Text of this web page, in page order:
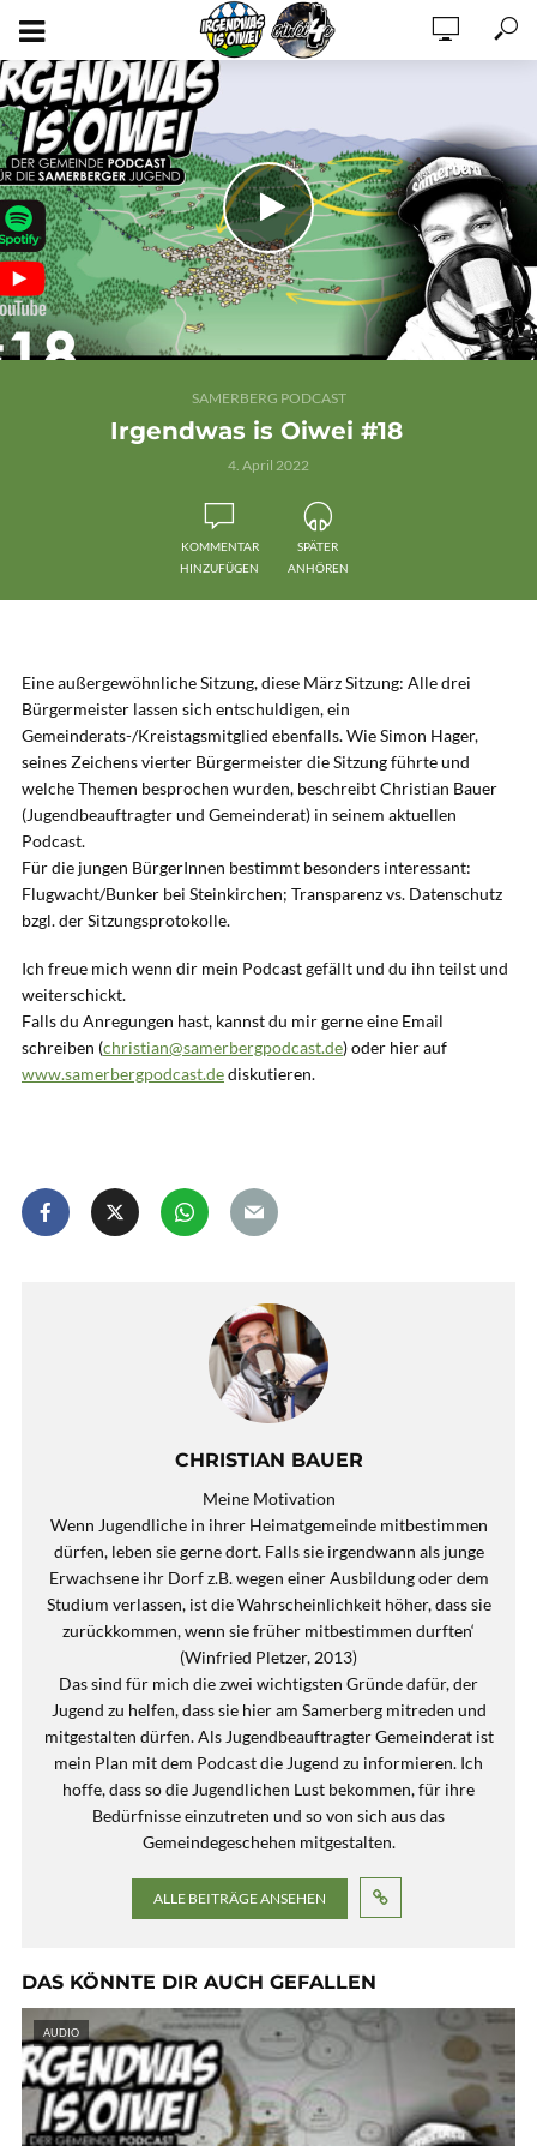
SAMERBERG PODCAST
Irgendwas is Oiwei #18
4. April 2022
KOMMENTAR
HINZUFÜGEN
SPÄTER
ANHÖREN
Eine außergewöhnliche Sitzung, diese März Sitzung: Alle drei
Bürgermeister lassen sich entschuldigen, ein
Gemeinderats-/Kreistagsmitglied ebenfalls. Wie Simon Hager,
seines Zeichens vierter Bürgermeister die Sitzung führte und
welche Themen besprochen wurden, beschreibt Christian Bauer
(Jugendbeauftragter und Gemeinderat) in seinem aktuellen
Podcast.
Für die jungen BürgerInnen bestimmt besonders interessant:
Flugwacht/Bunker bei Steinkirchen; Transparenz vs. Datenschutz
bzgl. der Sitzungsprotokolle.
Ich freue mich wenn dir mein Podcast gefällt und du ihn teilst und
weiterschickt.
Falls du Anregungen hast, kannst du mir gerne eine Email
schreiben (christian@samerbergpodcast.de) oder hier auf
www.samerbergpodcast.dediskutieren.
CHRISTIAN BAUER
Meine Motivation
Wenn Jugendliche in ihrer Heimatgemeinde mitbestimmen
dürfen, leben sie gerne dort. Falls sie irgendwann als junge
Erwachsene ihr Dorf z.B. wegen einer Ausbildung oder dem
Studium verlassen, ist die Wahrscheinlichkeit höher, dass sie
zurückkommen, wenn sie früher mitbestimmen durften‘
(Winfried Pletzer, 2013)
Das sind für mich die zwei wichtigsten Gründe dafür, der
Jugend zu helfen, dass sie hier am Samerberg mitreden und
mitgestalten dürfen. Als Jugendbeauftragter Gemeinderat ist
mein Plan mit dem Podcast die Jugend zu informieren. Ich
hoffe, dass so die Jugendlichen Lust bekommen, für ihre
Bedürfnisse einzutreten und so von sich aus das
Gemeindegeschehen mitgestalten.
ALLE BEITRÄGE ANSEHEN
DAS KÖNNTE DIR AUCH GEFALLEN
AUDIO